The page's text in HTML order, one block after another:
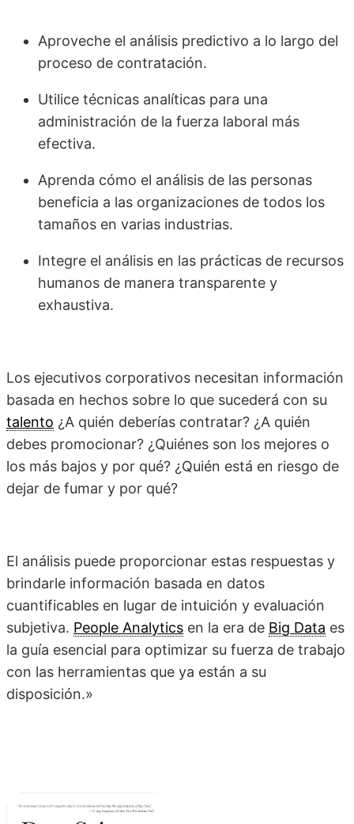
Aproveche el análisis predictivo a lo largo del
proceso de contratación.
Utilice técnicas analíticas para una
administración de la fuerza laboral más
efectiva.
Aprenda cómo el análisis de las personas
beneficia a las organizaciones de todos los
tamaños en varias industrias.
Integre el análisis en las prácticas de recursos
humanos de manera transparente y
exhaustiva.
Los ejecutivos corporativos necesitan información
basada en hechos sobre lo que sucederá con su
talento ¿A quién deberías contratar? ¿A quién
debes promocionar? ¿Quiénes son los mejores o
los más bajos y por qué? ¿Quién está en riesgo de
dejar de fumar y por qué?
El análisis puede proporcionar estas respuestas y
brindarle información basada en datos
cuantificables en lugar de intuición y evaluación
subjetiva. People Analytics en la era de Big Data es
la guía esencial para optimizar su fuerza de trabajo
con las herramientas que ya están a su
disposición.»